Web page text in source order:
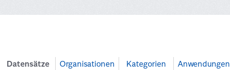
Datensätze Organisationen Kategorien Anwendungen